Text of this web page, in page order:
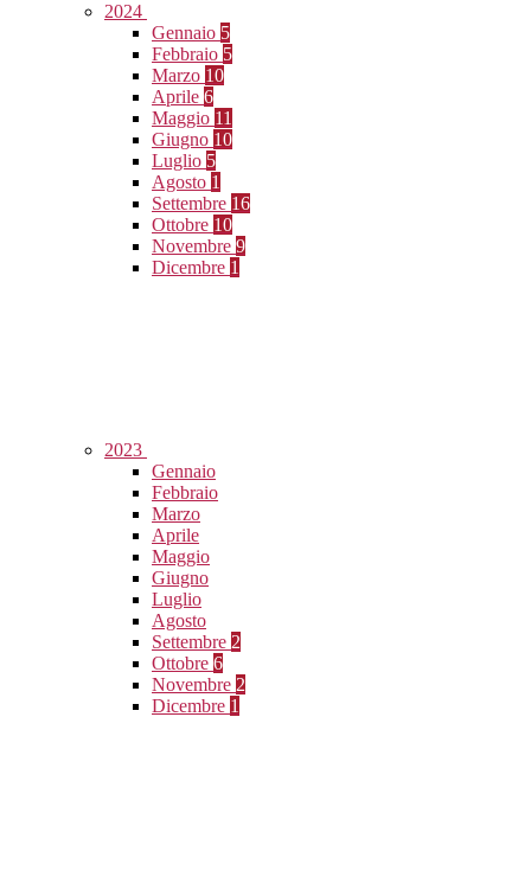
2024
Gennaio 5
Febbraio 5
Marzo 10
Aprile 6
Maggio 11
Giugno 10
Luglio 5
Agosto 1
Settembre 16
Ottobre 10
Novembre 9
Dicembre 1
2023
Gennaio
Febbraio
Marzo
Aprile
Maggio
Giugno
Luglio
Agosto
Settembre 2
Ottobre 6
Novembre 2
Dicembre 1